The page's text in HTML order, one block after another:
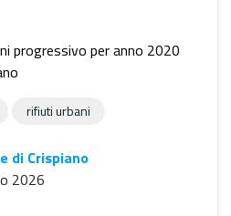
progressivo per anno 2020
rifiuti urbani
di Crispiano
2026